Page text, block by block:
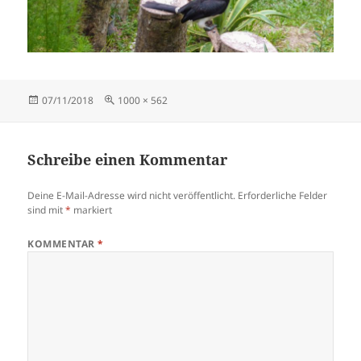
Veröffentlicht
07/11/2018 Originalgröße
1000 × 562
Schreibe einen Kommentar
Deine E-Mail-Adresse wird nicht veröffentlicht. Erforderliche Felder
sind mit* markiert
KOMMENTAR*